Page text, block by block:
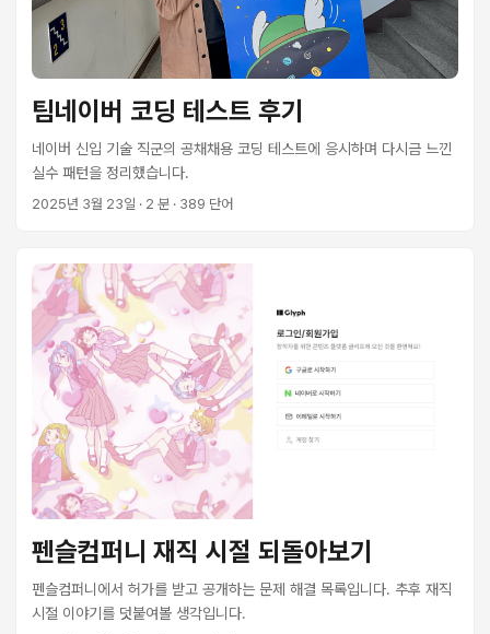
팀네이버 코딩 테스트 후기
네이버 신입 기술 직군의 공채채용 코딩 테스트에 응시하며 다시금 느낀
실수 패턴을 정리했습니다.
2025년 3월 23일 · 2 분 · 389 단어
펜슬컴퍼니 재직 시절 되돌아보기
펜슬컴퍼니에서 허가를 받고 공개하는 문제 해결 목록입니다. 추후 재직
시절 이야기를 덧붙여볼 생각입니다.